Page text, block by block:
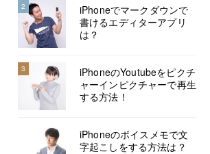
2
iPhoneでマークダウンで
書けるエディターアプリ
は？
3
iPhoneのYoutubeをピクチ
ャーインピクチャーで再生
する方法！
iPhoneのボイスメモで文
字起こしをする方法は？